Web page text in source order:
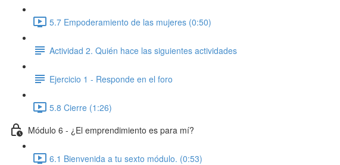
5.7 Empoderamiento de las mujeres (0:50)
Actividad 2. Quién hace las siguientes actividades
Ejercicio 1 - Responde en el foro
5.8 Cierre (1:26)
Módulo 6 - ¿El emprendimiento es para mí?
6.1 Bienvenida a tu sexto módulo. (0:53)